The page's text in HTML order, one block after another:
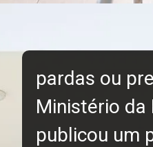
pardas ou
Ministério da
publicou um